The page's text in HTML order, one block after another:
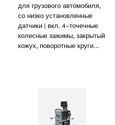
для грузового автомобиля,
со низко установленные
датчики | вкл. 4-точечные
колесные зажимы, закрытый
кожух, поворотные круги…